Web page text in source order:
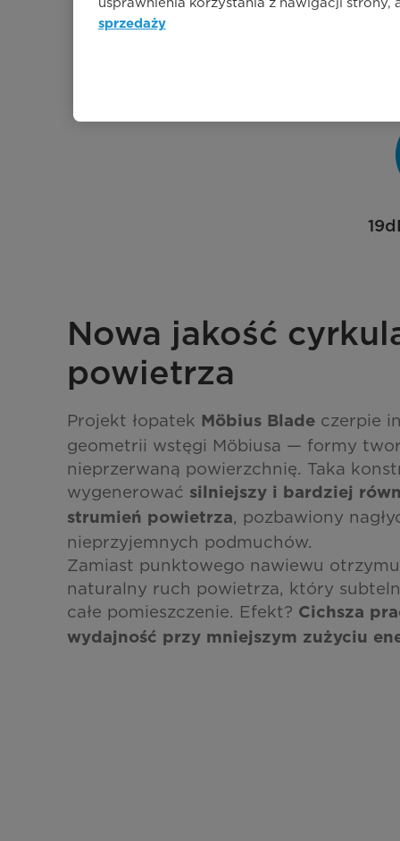
temperaturę
Nowa jakość
powietrza
Projekt łopatek Möbius Bladeczerpie
geometrii wstęgi Möbiusa — formy
nieprzerwaną powierzchnię. Taka
wygenerować silniejszy i bardziej
strumień powietrza, pozbawiony
nieprzyjemnych podmuchów.
Zamiast punktowego nawiewu
naturalny ruch powietrza, który
całe pomieszczenie. Efekt? Cichsza
wydajność przy mniejszym zużyciu
sprzedaży